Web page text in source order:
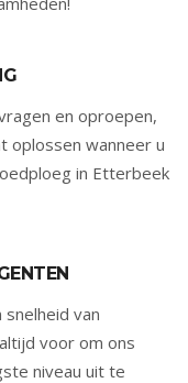
en oproepen,
oplossen wanneer u
in Etterbeek
van
voor om ons
niveau uit te